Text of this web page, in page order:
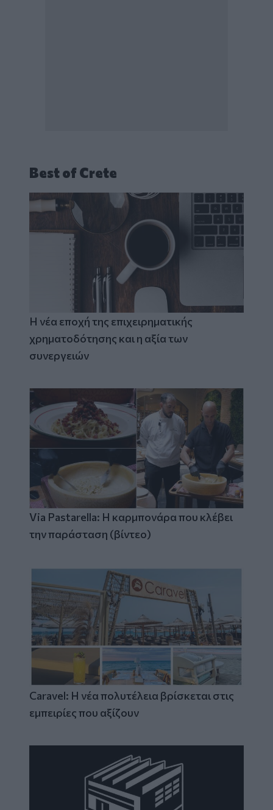
Best of Crete
Η νέα εποχή της επιχειρηματικής
χρηματοδότησης και η αξία των
συνεργειών
Via Pastarella: Η καρμπονάρα που κλέβει
την παράσταση (βίντεο)
Caravel: Η νέα πολυτέλεια βρίσκεται στις
εμπειρίες που αξίζουν